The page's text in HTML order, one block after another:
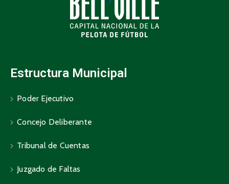
Estructura Municipal
Poder Ejecutivo
Concejo Deliberante
Tribunal de Cuentas
Juzgado de Faltas